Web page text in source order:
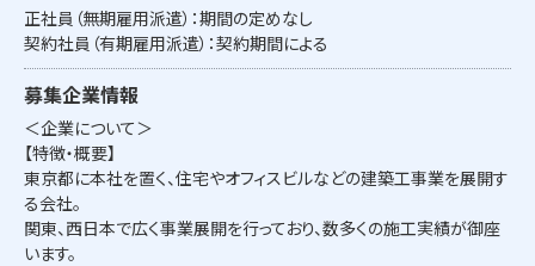
正社員（無期雇用派遣）：期間の定めなし
契約社員（有期雇用派遣）：契約期間による
募集企業情報
＜企業について＞
【特徴・概要】
東京都に本社を置く、住宅やオフィスビルなどの建築工事業を展開す
る会社。
関東、西日本で広く事業展開を行っており、数多くの施工実績が御座
います。